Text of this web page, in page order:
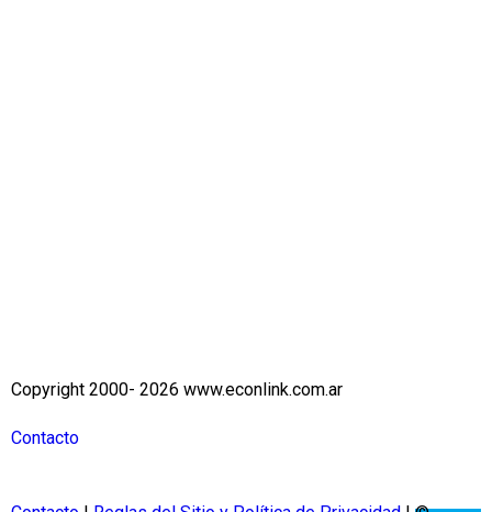
Copyright 2000- 2026 www.econlink.com.ar
Contacto